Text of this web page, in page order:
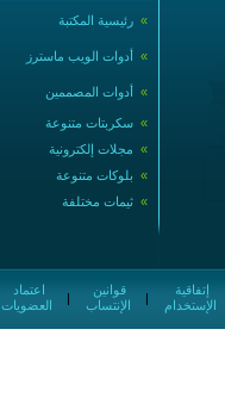
» رئيسية المكتبة
» أدوات الويب ماسترز
» أدوات المصممين
» سكربتات متنوعة
» مجلات إلكترونية
» بلوكات متنوعة
» ثيمات مختلفة
العضويات
|
الإنتساب
|
الإستخدام